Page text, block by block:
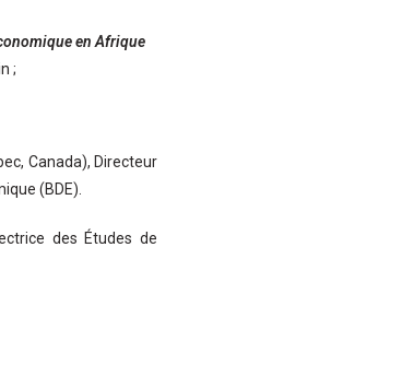
en Afrique
;
Canada), Directeur
(BDE).
des Études de